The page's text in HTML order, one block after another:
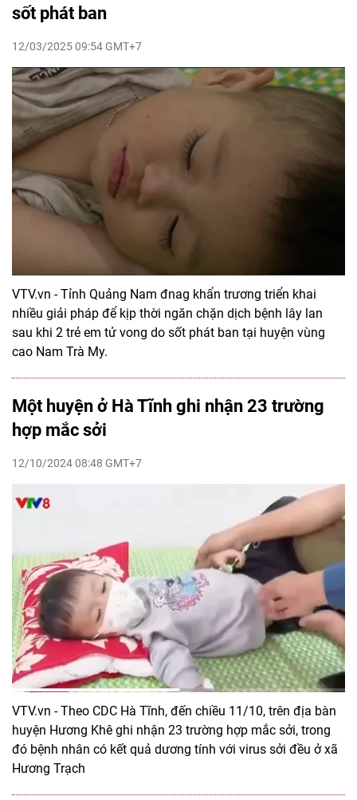
sốt phát ban
12/03/2025 09:54 GMT+7
VTV.vn - Tỉnh Quảng Nam đnag khẩn trương triển khai
nhiều giải pháp để kịp thời ngăn chặn dịch bệnh lây lan
sau khi 2 trẻ em tử vong do sốt phát ban tại huyện vùng
cao Nam Trà My.
Một huyện ở Hà Tĩnh ghi nhận 23 trường
hợp mắc sởi
12/10/2024 08:48 GMT+7
VTV.vn - Theo CDC Hà Tĩnh, đến chiều 11/10, trên địa bàn
huyện Hương Khê ghi nhận 23 trường hợp mắc sởi, trong
đó bệnh nhân có kết quả dương tính với virus sởi đều ở xã
Hương Trạch